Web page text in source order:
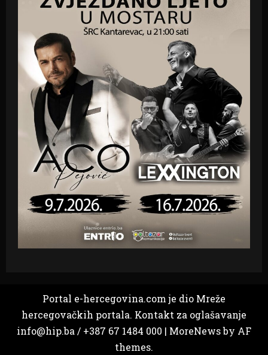
Portal e-hercegovina.com je dio Mreže
hercegovačkih portala. Kontakt za oglašavanje
info@hip.ba / +387 67 1484 000 | MoreNewsby AF
themes.